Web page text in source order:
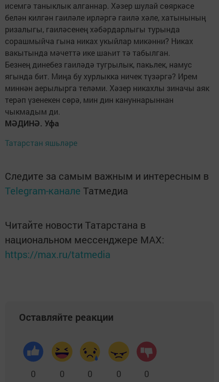
исемгә таныклык алганнар. Хәзер шулай сөяркәсе
белән килгән гаиләле ирләргә гаилә хәле, хатынының
ризалыгы, гаиләсенең хәбәрдарлыгы турында
сорашмыйча гына никах укыйлар микәнни? Никах
вакытында мәчеттә ике шаһит тә табылган.
Безнең динебез гаиләдә тугрылык, пакьлек, намус
ягында бит. Миңа бу хурлыкка ничек түзәргә? Ирем
миннән аерылырга теләми. Хәзер никахлы зиначы аяк
терәп үзенекен сөрә, мин дин кануннарыннан
чыкмадым ди.
МӘДИНӘ. Уфа
Татарстан яшьләре
Следите за самым важным и интересным в
Telegram-канале Татмедиа
Читайте новости Татарстана в
национальном мессенджере MАХ:
https://max.ru/tatmedia
Оставляйте реакции
0 0 0 0 0